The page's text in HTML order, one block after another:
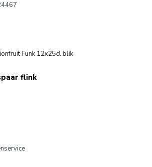
Funk 12x25cl blik
flink